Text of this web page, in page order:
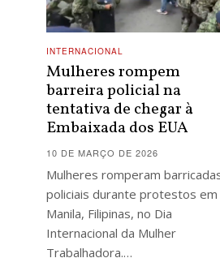
INTERNACIONAL
Mulheres rompem
barreira policial na
tentativa de chegar à
Embaixada dos EUA
10 DE MARÇO DE 2026
Mulheres romperam
policiais durante protestos em
Manila, Filipinas, no Dia
Internacional da Mulher
Trabalhadora.…